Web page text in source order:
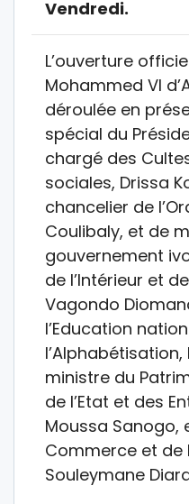
Vendredi.
L’ouverture
Mohammed VI
déroulée en
spécial du
chargé des
sociales, Drissa
chancelier de
Coulibaly, et de
gouvernement
de l’Intérieur et
Vagondo
l’Education
ministre du
de l’Etat et des
Moussa Sanogo,
Commerce et de
Souleymane